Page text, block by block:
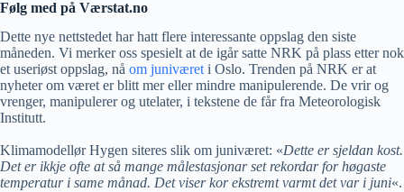
Følg med på Værstat.no
Dette nye nettstedet har hatt flere interessante oppslag den siste
måneden. Vi merker oss spesielt at de igår satte NRK på plass etter nok
et useriøst oppslag, nå om juniværet i Oslo. Trenden på NRK er at
nyheter om været er blitt mer eller mindre manipulerende. De vrir og
vrenger, manipulerer og utelater, i tekstene de får fra Meteorologisk
Institutt.
Klimamodellør Hygen siteres slik om juniværet: «Dette er sjeldan kost.
Det er ikkje ofte at så mange målestasjonar set rekordar for høgaste
temperatur i same månad. Det viser kor ekstremt varmt det var i juni«.